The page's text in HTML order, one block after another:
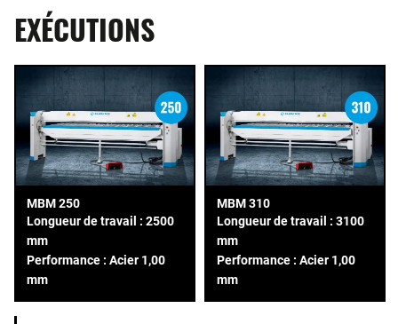
EXÉCUTIONS
MBM 250
Longueur de travail : 2500
mm
Performance : Acier 1,00
mm
MBM 310
Longueur de travail : 3100
mm
Performance : Acier 1,00
mm